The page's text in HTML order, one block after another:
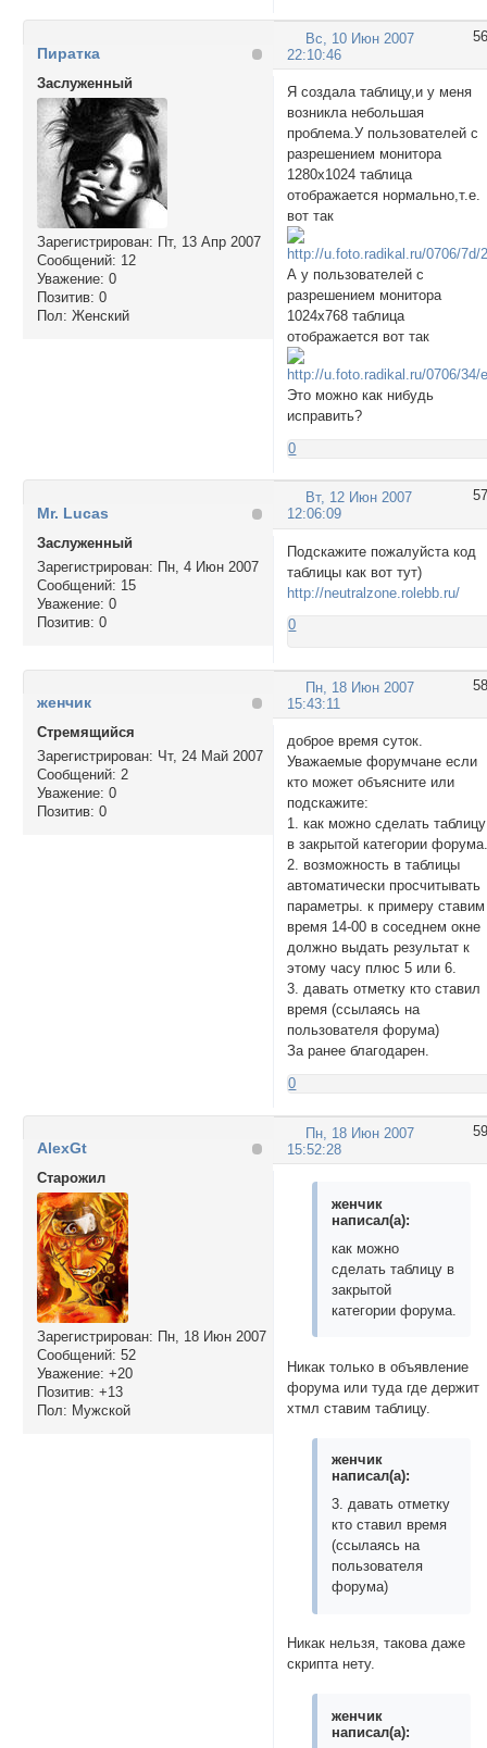
56
Вс, 10 Июн 2007
22:10:46
Пиpатка
Заслуженный
Зарегистрирован: Пт, 13 Апр 2007
Сообщений: 12
Уважение: 0
Позитив: 0
Пол: Женский
Я создала таблицу,и у меня
возникла небольшая
проблема.У пользователей с
разрешением монитора
1280х1024 таблица
отображается нормально,т.е.
вот так
А у пользователей с
разрешением монитора
1024х768 таблица
отображается вот так
Это можно как нибудь
исправить?
0
57
Вт, 12 Июн 2007
12:06:09
Mr. Lucas
Заслуженный
Зарегистрирован: Пн, 4 Июн 2007
Сообщений: 15
Уважение: 0
Позитив: 0
Подскажите пожалуйста код
таблицы как вот тут)
http://neutralzone.rolebb.ru/
0
58
Пн, 18 Июн 2007
15:43:11
женчик
Стремящийся
Зарегистрирован: Чт, 24 Май 2007
Сообщений: 2
Уважение: 0
Позитив: 0
доброе время суток.
Уважаемые форумчане если
кто может объясните или
подскажите:
1. как можно сделать таблицу
в закрытой категории
2. возможность в таблицы
автоматически просчитывать
параметры. к примеру ставим
время 14-00 в соседнем окне
должно выдать результат к
этому часу плюс 5 или 6.
3. давать отметку кто ставил
время (ссылаясь на
пользователя форума)
За ранее благодарен.
0
59
Пн, 18 Июн 2007
15:52:28
AlexGt
Cтарожил
Зарегистрирован: Пн, 18 Июн 2007
Сообщений: 52
Уважение: +20
Позитив: +13
Пол: Мужской
женчик
написал(а):
как можно
сделать таблицу в
закрытой
категории форума.
Никак только в объявление
форума или туда где держит
хтмл ставим таблицу.
женчик
написал(а):
3. давать отметку
кто ставил время
(ссылаясь на
пользователя
форума)
Никак нельзя, такова даже
скрипта нету.
женчик
написал(а):